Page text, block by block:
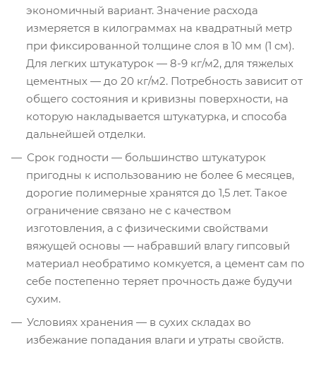
экономичный вариант. Значение расхода
измеряется в килограммах на квадратный метр
при фиксированной толщине слоя в 10 мм (1 см).
Для легких штукатурок — 8-9 кг/м2, для тяжелых
цементных — до 20 кг/м2. Потребность зависит от
общего состояния и кривизны поверхности, на
которую накладывается штукатурка, и способа
дальнейшей отделки.
Срок годности — большинство штукатурок
пригодны к использованию не более 6 месяцев,
дорогие полимерные хранятся до 1,5 лет. Такое
ограничение связано не с качеством
изготовления, а с физическими свойствами
вяжущей основы — набравший влагу гипсовый
материал необратимо комкуется, а цемент сам по
себе постепенно теряет прочность даже будучи
сухим.
Условиях хранения — в сухих складах во
избежание попадания влаги и утраты свойств.